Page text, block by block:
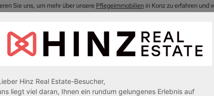
Sie uns, um mehr über unsere Pflegeimmobilienin Konz zu erfahren und
lukrativen Anlagemöglichkeit profitieren können. Wir stehen Ihnen jederzeit
und beraten Sie gerne bei der Auswahl und dem Kauf einer Pflegeimmobilie in
Sie jetzt in die Zukunft mit einer Pflegeimmobilie in Konz!
Hinz Real Estate-Besucher,
liegt viel daran, Ihnen ein rundum gelungenes Erlebnis auf